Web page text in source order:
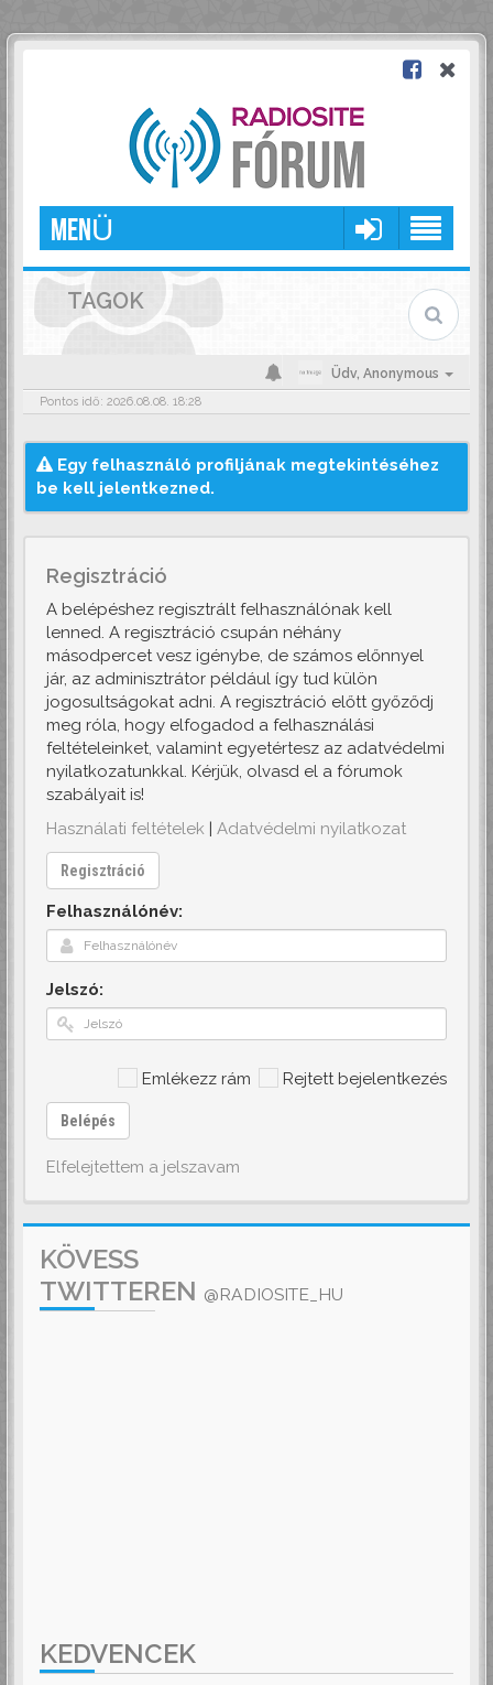
MENÜ
TAGOK
Üdv, Anonymous
Pontos idő: 2026.08.08. 18:28
Egy felhasználó profiljának megtekintéséhez
be kell jelentkezned.
Regisztráció
A belépéshez regisztrált felhasználónak kell
lenned. A regisztráció csupán néhány
másodpercet vesz igénybe, de számos előnnyel
jár, az adminisztrátor például így tud külön
jogosultságokat adni. A regisztráció előtt győződj
meg róla, hogy elfogadod a felhasználási
feltételeinket, valamint egyetértesz az adatvédelmi
nyilatkozatunkkal. Kérjük, olvasd el a fórumok
szabályait is!
Használati feltételek | Adatvédelmi nyilatkozat
Regisztráció
Felhasználónév:
Jelszó:
Emlékezz rám Rejtett bejelentkezés
Belépés
Elfelejtettem a jelszavam
KÖVESS
TWITTEREN @RADIOSITE_HU
KEDVENCEK